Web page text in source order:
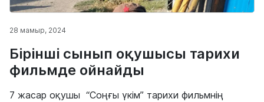
28 мамыр, 2024
Бірінші сынып оқушысы тарихи
фильмде ойнайды
7 жасар оқушы “Соңғы үкім” тарихи фильмнің